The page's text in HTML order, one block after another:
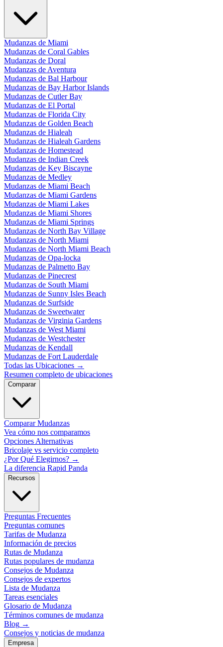
Mudanzas de Miami
Mudanzas de Coral Gables
Mudanzas de Doral
Mudanzas de Aventura
Mudanzas de Bal Harbour
Mudanzas de Bay Harbor Islands
Mudanzas de Cutler Bay
Mudanzas de El Portal
Mudanzas de Florida City
Mudanzas de Golden Beach
Mudanzas de Hialeah
Mudanzas de Hialeah Gardens
Mudanzas de Homestead
Mudanzas de Indian Creek
Mudanzas de Key Biscayne
Mudanzas de Medley
Mudanzas de Miami Beach
Mudanzas de Miami Gardens
Mudanzas de Miami Lakes
Mudanzas de Miami Shores
Mudanzas de Miami Springs
Mudanzas de North Bay Village
Mudanzas de North Miami
Mudanzas de North Miami Beach
Mudanzas de Opa-locka
Mudanzas de Palmetto Bay
Mudanzas de Pinecrest
Mudanzas de South Miami
Mudanzas de Sunny Isles Beach
Mudanzas de Surfside
Mudanzas de Sweetwater
Mudanzas de Virginia Gardens
Mudanzas de West Miami
Mudanzas de Westchester
Mudanzas de Kendall
Mudanzas de Fort Lauderdale
Todas las Ubicaciones →
Resumen completo de ubicaciones
Comparar
Comparar Mudanzas
Vea cómo nos comparamos
Opciones Alternativas
Bricolaje vs servicio completo
¿Por Qué Elegirnos? →
La diferencia Rapid Panda
Recursos
Preguntas Frecuentes
Preguntas comunes
Tarifas de Mudanza
Información de precios
Rutas de Mudanza
Rutas populares de mudanza
Consejos de Mudanza
Consejos de expertos
Lista de Mudanza
Tareas esenciales
Glosario de Mudanza
Términos comunes de mudanza
Blog →
Consejos y noticias de mudanza
Empresa